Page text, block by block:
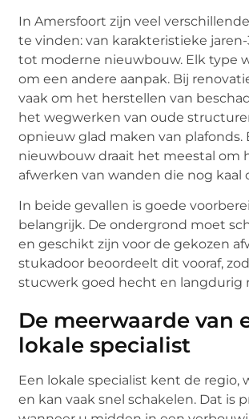
In Amersfoort zijn veel
te vinden: van karakteristieke
tot moderne nieuwbouw. Elk type
om een andere aanpak. Bij
vaak om het herstellen van
het wegwerken van oude
opnieuw glad maken van plafonds.
nieuwbouw draait het meestal om
afwerken van wanden die nog kaal
In beide gevallen is goede
belangrijk. De ondergrond moet
en geschikt zijn voor de gekozen
stukadoor beoordeelt dit vooraf,
stucwerk goed hecht en langdurig
De meerwaarde van
lokale specialist
Een lokale specialist kent de regio,
en kan vaak snel schakelen. Dat is